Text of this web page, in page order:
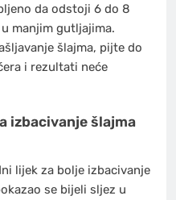
da odstoji 6 do 8
manjim gutljajima.
šlajma, pijte do
i rezultati neće
izbacivanje šlajma
lijek za bolje izbacivanje
se bijeli sljez u